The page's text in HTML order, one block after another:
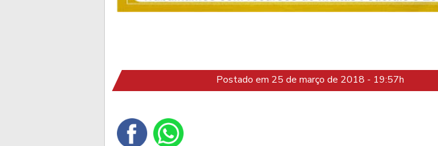
Postado em 25 de março de 2018 - 19:57h